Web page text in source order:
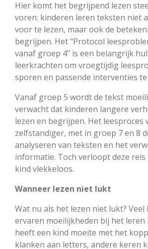
Hier komt het begrijpend lezen
voren: kinderen leren teksten niet
voor te lezen, maar ook de
begrijpen. Het "Protocol
vanaf groep 4" is een belangrijk
leerkrachten om vroegtijdig
sporen en passende interventies te
Vanaf groep 5 wordt de tekst
verwacht dat kinderen langere
lezen en begrijpen. Het leesproces
zelfstandiger, met in groep 7 en 8
analyseren van teksten en het
informatie. Toch verloopt deze
kind vlekkeloos.
Wanneer lezen niet lukt
Wat nu als het lezen niet lukt? Veel
ervaren moeilijkheden bij het leren
heeft een kind moeite met het
klanken aan letters, andere keren